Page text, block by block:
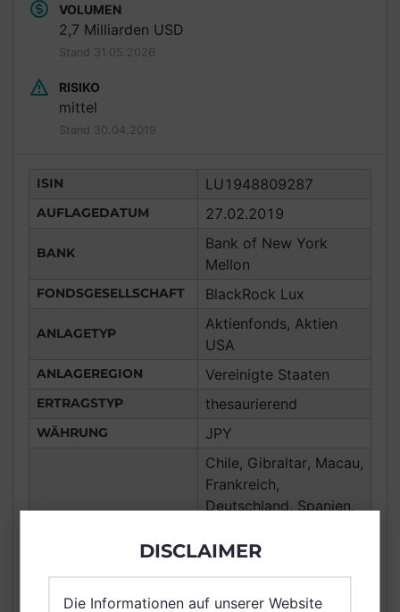
VOLUMEN
2,7 Milliarden USD
Stand 31.05.2026
RISIKO
mittel
Stand 30.04.2019
ISIN LU1948809287
AUFLAGEDATUM 27.02.2019
BANK
Bank of New York
Mellon
FONDSGESELLSCHAFT BlackRock Lux
ANLAGETYP
Aktienfonds, Aktien
USA
ANLAGEREGION Vereinigte Staaten
ERTRAGSTYP thesaurierend
WÄHRUNG
JPY
Chile, Gibraltar, Macau,
Frankreich,
Deutschland, Spanien,
Vereinigtes Königreich
DISCLAIMER
Die Informationen auf unserer Website